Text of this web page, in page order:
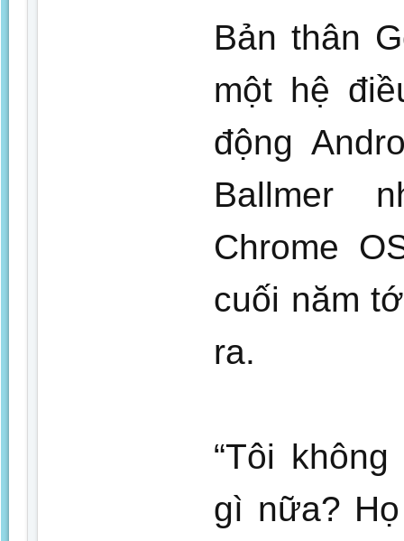
Bản thân
một hệ
động
Ballmer
Chrome
cuối năm
ra.
“Tôi
gì nữa?